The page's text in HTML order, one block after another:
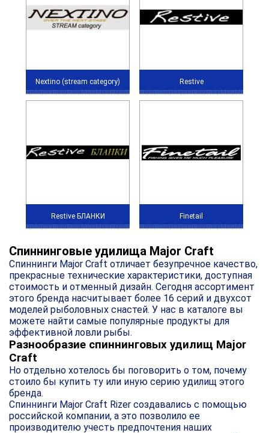
Nextino (stream category) Restive
Restive БЛАНКИ Finetail
Спиннинговые удилища Major Craft
Спиннинги Major Craft отличает безупречное качество,
прекрасные технические характеристики, доступная
стоимость и отменный дизайн. Сегодня ассортимент
этого бренда насчитывает более 16 серий и двухсот
моделей рыболовных снастей. У нас в каталоге вы
можете найти самые популярные продукты для
эффективной ловли рыбы.
Разнообразие спиннинговых удилищ Major
Craft
Но отдельно хотелось бы поговорить о том, почему
стоило бы купить ту или иную серию удилищ этого
бренда.
Спиннинги Major Craft Rizer создавались с помощью
российской компании, а это позволило ее
производителю учесть предпочтения наших